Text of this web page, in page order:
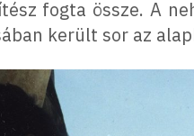
fogta össze. A
került sor az